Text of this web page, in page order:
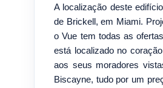
A localização deste
de Brickell, em Miami.
o Vue tem todas as
está localizado no
aos seus moradores
Biscayne, tudo por um